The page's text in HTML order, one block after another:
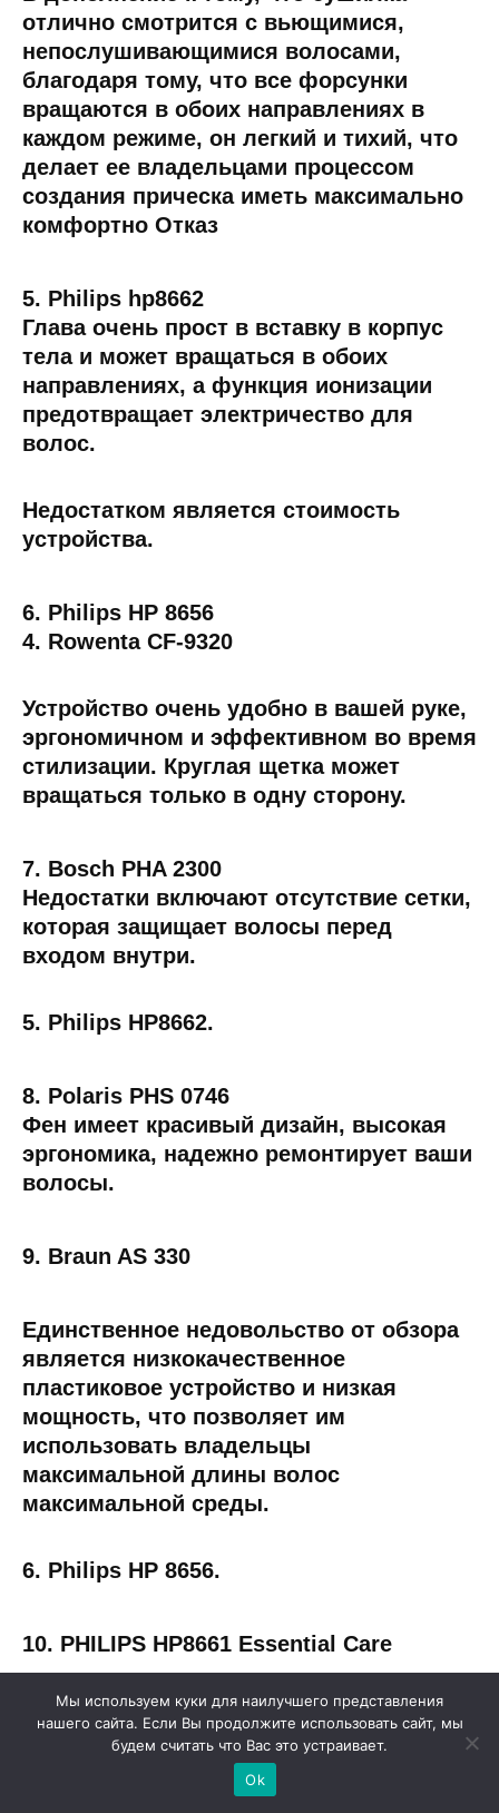
отлично смотрится с вьющимися,
непослушивающимися волосами,
благодаря тому, что все форсунки
вращаются в обоих направлениях в
каждом режиме, он легкий и тихий, что
делает ее владельцами процессом
создания прическа иметь максимально
комфортно Отказ
5. Philips hp8662
Глава очень прост в вставку в корпус
тела и может вращаться в обоих
направлениях, а функция ионизации
предотвращает электричество для
волос.
Недостатком является стоимость
устройства.
6. Philips HP 8656
4. Rowenta CF-9320
Устройство очень удобно в вашей руке,
эргономичном и эффективном во время
стилизации. Круглая щетка может
вращаться только в одну сторону.
7. Bosch PHA 2300
Недостатки включают отсутствие сетки,
которая защищает волосы перед
входом внутри.
5. Philips HP8662.
8. Polaris PHS 0746
Фен имеет красивый дизайн, высокая
эргономика, надежно ремонтирует ваши
волосы.
9. Braun AS 330
Единственное недовольство от обзора
является низкокачественное
пластиковое устройство и низкая
мощность, что позволяет им
использовать владельцы
максимальной длины волос
максимальной среды.
6. Philips HP 8656.
10. PHILIPS HP8661 Essential Care
Общие характеристики приборов
Головка щетки имеет оптимальный диаметр для
Мы используем куки для наилучшего представления
нашего сайта. Если Вы продолжите использовать сайт, мы
будем считать что Вас это устраивает.
Ok